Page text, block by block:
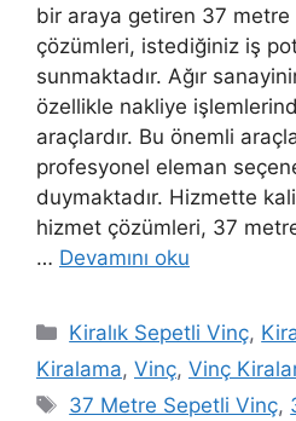
bir araya getiren 37
çözümleri, istediğiniz iş
sunmaktadır. Ağır
özellikle nakliye
araçlardır. Bu önemli
profesyonel eleman
duymaktadır. Hizmette
hizmet çözümleri, 37
… Devamını oku
Kategoriler
Kiralık Sepetli Vinç,
Kiralama, Vinç, Vinç
Etiketler
37 Metre Sepetli Vinç,